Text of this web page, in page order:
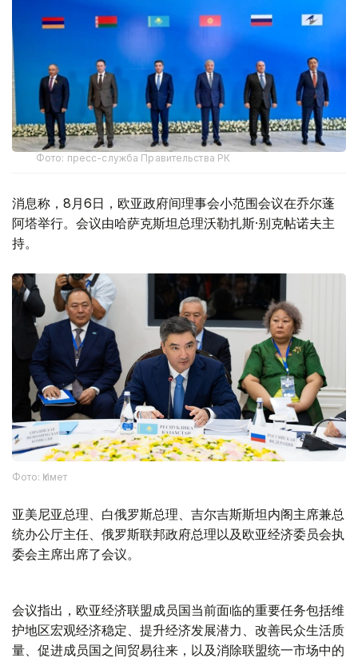
Фото: пресс-служба Правительства РК
消息称，8月6日，欧亚政府间理事会小范围会议在乔尔蓬
阿塔举行。会议由哈萨克斯坦总理沃勒扎斯·别克帖诺夫主
持。
Фото: Үкімет
亚美尼亚总理、白俄罗斯总理、吉尔吉斯斯坦内阁主席兼总
统办公厅主任、俄罗斯联邦政府总理以及欧亚经济委员会执
委会主席出席了会议。
会议指出，欧亚经济联盟成员国当前面临的重要任务包括维
护地区宏观经济稳定、提升经济发展潜力、改善民众生活质
量、促进成员国之间贸易往来，以及消除联盟统一市场中的